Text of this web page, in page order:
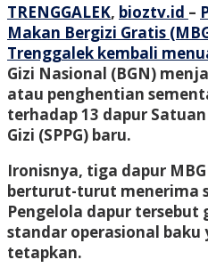
TRENGGALEK, bioztv.id –
Makan Bergizi Gratis
Trenggalek kembali
Gizi Nasional (BGN)
atau penghentian
terhadap 13 dapur
Gizi (SPPG) baru.
Ironisnya, tiga dapur
berturut-turut menerima
Pengelola dapur tersebut
standar operasional
tetapkan.